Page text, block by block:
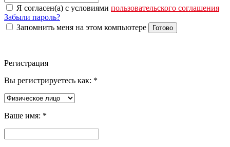
Я согласен(а) с условиями пользовательского соглашения
Забыли пароль?
Запомнить меня на этом компьютере
Готово
Регистрация
Вы регистрируетесь как: *
Ваше имя: *